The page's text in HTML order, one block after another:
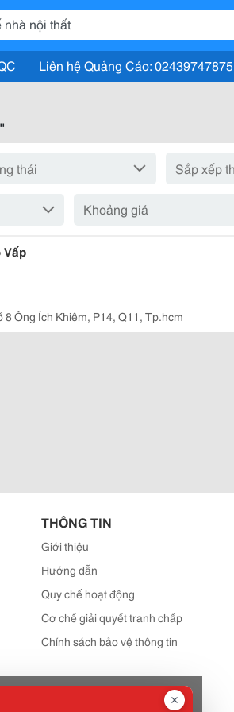
Liên hệ Quảng Cáo: 02439747875
Khoảng giá
Vấp
8 Ông Ích Khiêm, P14, Q11, Tp.hcm
THÔNG TIN
Giới thiệu
Hướng dẫn
Quy chế hoạt động
Cơ chế giải quyết tranh chấp
Chính sách bảo vệ thông tin